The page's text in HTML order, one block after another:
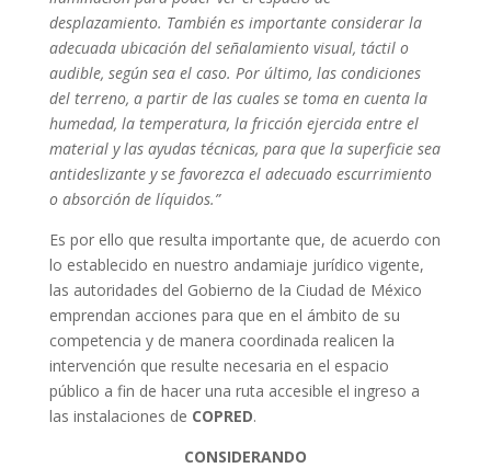
desplazamiento. También es importante considerar la
adecuada ubicación del señalamiento visual, táctil o
audible, según sea el caso. Por último, las condiciones
del terreno, a partir de las cuales se toma en cuenta la
humedad, la temperatura, la fricción ejercida entre el
material y las ayudas técnicas, para que la superficie sea
antideslizante y se favorezca el adecuado escurrimiento
o absorción de líquidos.”
Es por ello que resulta importante que, de acuerdo con
lo establecido en nuestro andamiaje jurídico vigente,
las autoridades del Gobierno de la Ciudad de México
emprendan acciones para que en el ámbito de su
competencia y de manera coordinada realicen la
intervención que resulte necesaria en el espacio
público a fin de hacer una ruta accesible el ingreso a
las instalaciones de COPRED.
CONSIDERANDO